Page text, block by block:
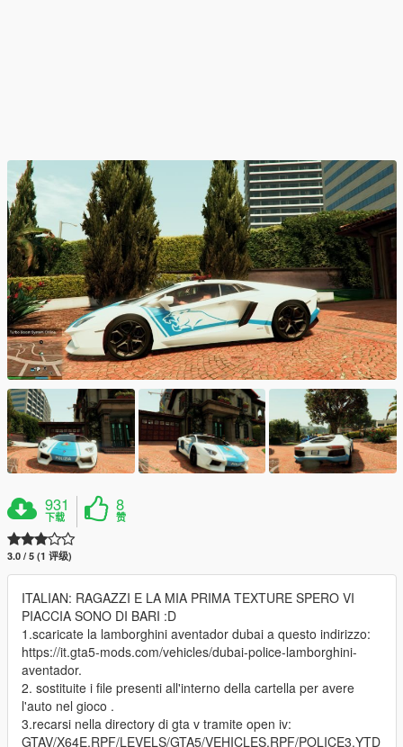
931
下载
8
赞
3.0 / 5 (1 评级)
ITALIAN: RAGAZZI E LA MIA PRIMA TEXTURE SPERO VI
PIACCIA SONO DI BARI :D
1.scaricate la lamborghini aventador dubai a questo indirizzo:
https://it.gta5-mods.com/vehicles/dubai-police-lamborghini-
aventador.
2. sostituite i file presenti all'interno della cartella per avere
l'auto nel gioco .
3.recarsi nella directory di gta v tramite open iv:
GTAV/X64E.RPF/LEVELS/GTA5/VEHICLES.RPF/POLICE3.YTD